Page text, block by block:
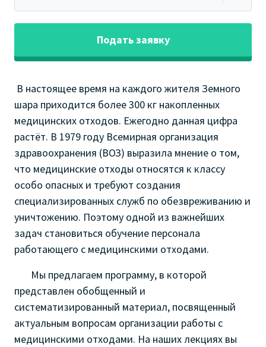
Подать заявку
В настоящее время на каждого жителя Земного
шара приходится более 300 кг накопленных
медицинских отходов. Ежегодно данная цифра
растёт. В 1979 году Всемирная организация
здравоохранения (ВОЗ) выразила мнение о том,
что медицинские отходы относятся к классу
особо опасных и требуют создания
специализированных служб по обезвреживанию и
уничтожению. Поэтому одной из важнейших
задач становиться обучение персонала
работающего с медицинскими отходами.
Мы предлагаем программу, в которой
представлен обобщенный и
систематизированный материал, посвященный
актуальным вопросам организации работы с
медицинскими отходами. На наших лекциях вы